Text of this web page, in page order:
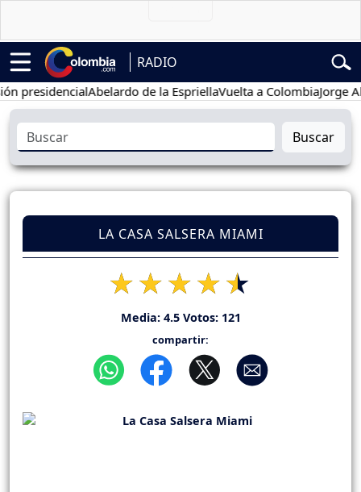
RADIO
Abelardo de la EspriellaVuelta a ColombiaJorge
Buscar
LA CASA SALSERA MIAMI
Media: 4.5Votos: 121
compartir: